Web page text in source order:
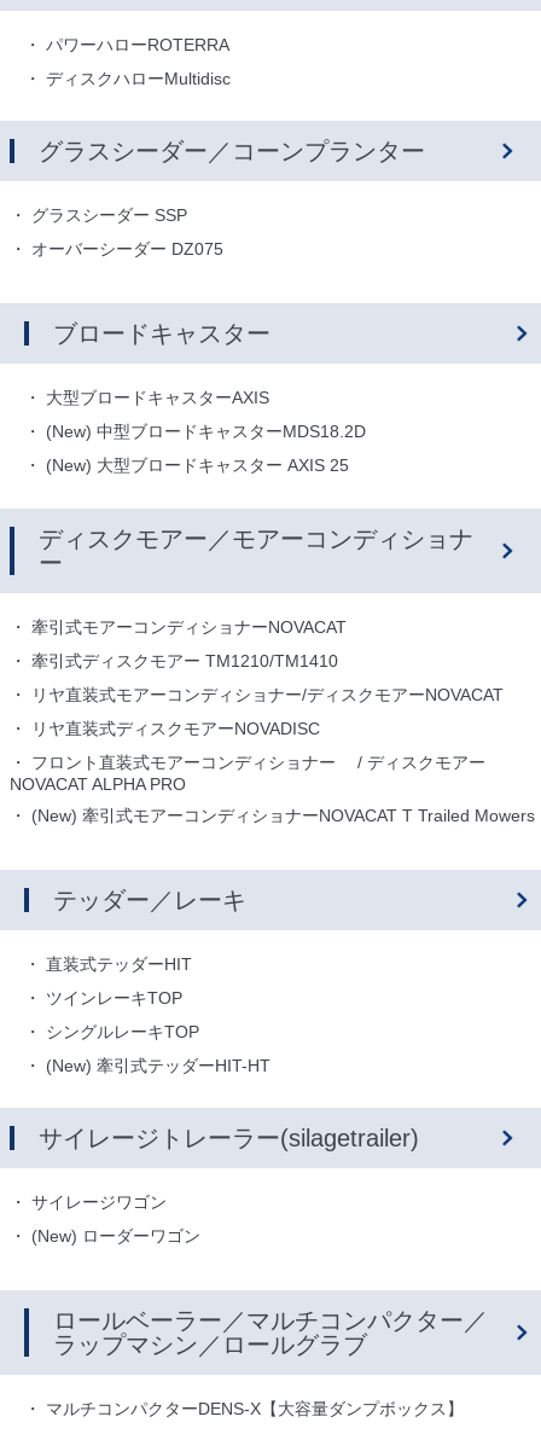
パワーハローROTERRA
ディスクハローMultidisc
グラスシーダー／コーンプランター
グラスシーダー SSP
オーバーシーダー DZ075
ブロードキャスター
大型ブロードキャスターAXIS
(New) 中型ブロードキャスターMDS18.2D
(New) 大型ブロードキャスター AXIS 25
ディスクモアー／モアーコンディショナ
ー
牽引式モアーコンディショナーNOVACAT
牽引式ディスクモアー TM1210/TM1410
リヤ直装式モアーコンディショナー/ディスクモアーNOVACAT
リヤ直装式ディスクモアーNOVADISC
フロント直装式モアーコンディショナー / ディスクモアー
NOVACAT ALPHA PRO
(New) 牽引式モアーコンディショナーNOVACAT T Trailed Mowers
テッダー／レーキ
直装式テッダーHIT
ツインレーキTOP
シングルレーキTOP
(New) 牽引式テッダーHIT-HT
サイレージトレーラー(silagetrailer)
サイレージワゴン
(New) ローダーワゴン
ロールベーラー／マルチコンパクター／
ラップマシン／ロールグラブ
マルチコンパクターDENS-X【大容量ダンプボックス】